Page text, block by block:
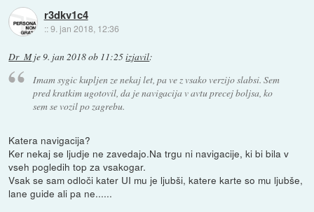
r3dkv1c4
::9. jan 2018, 12:36
Dr_Mje9. jan 2018 ob 11:25izjavil:
Imam sygic kupljen ze nekaj let, pa ve z vsako verzijo slabsi. Sem
pred kratkim ugotovil, da je navigacija v avtu precej boljsa, ko
sem se vozil po zagrebu.
Katera navigacija?
Ker nekaj se ljudje ne zavedajo.Na trgu ni navigacije, ki bi bila v
vseh pogledih top za vsakogar.
Vsak se sam odloči kater UI mu je ljubši, katere karte so mu ljubše,
lane guide ali pa ne......